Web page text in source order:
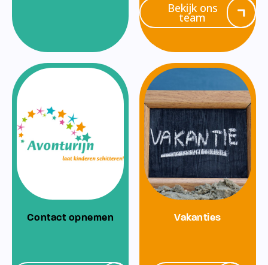
Bekijk ons
team
Contact opnemen Vakanties